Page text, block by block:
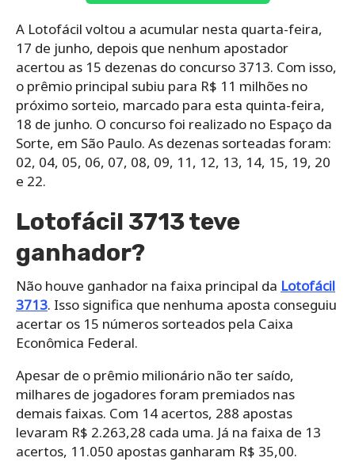
A Lotofácil voltou a acumular nesta quarta-feira,
17 de junho, depois que nenhum apostador
acertou as 15 dezenas do concurso 3713. Com isso,
o prêmio principal subiu para R$ 11 milhões no
próximo sorteio, marcado para esta quinta-feira,
18 de junho. O concurso foi realizado no Espaço da
Sorte, em São Paulo. As dezenas sorteadas foram:
02, 04, 05, 06, 07, 08, 09, 11, 12, 13, 14, 15, 19, 20
e 22.
Lotofácil 3713 teve
ganhador?
Não houve ganhador na faixa principal da Lotofácil
3713. Isso significa que nenhuma aposta conseguiu
acertar os 15 números sorteados pela Caixa
Econômica Federal.
Apesar de o prêmio milionário não ter saído,
milhares de jogadores foram premiados nas
demais faixas. Com 14 acertos, 288 apostas
levaram R$ 2.263,28 cada uma. Já na faixa de 13
acertos, 11.050 apostas ganharam R$ 35,00.